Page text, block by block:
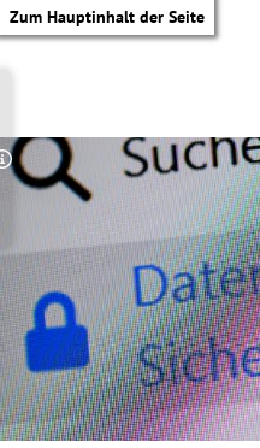
Zum Hauptinhalt der Seite
Copyright-Hinweis öffnen/